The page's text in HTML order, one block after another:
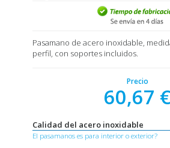
Pasamano de acero inoxidable,
perfil, con soportes incluidos.
Precio
60,67
Calidad del acero inoxidable
El pasamanos es para interior o exterior?